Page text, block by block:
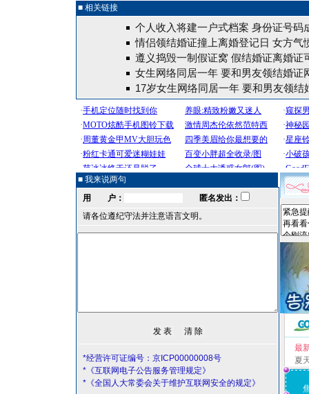
■ 相关链接
个人收入将建一户式档案 身份证号码
情侣领结婚证撞上离婚登记日 女方气
遵义捣毁一制假证窝 假结婚证离婚证
女生网络同居一年 要和男友领结婚证
17岁女生网络同居一年 要和男友领结
■ 我来说两句
用 户：
匿名发出：
请各位遵纪守法并注意语言文明。
*经营许可证编号：京ICP00000008号
*《互联网电子公告服务管理规定》
*《全国人大常委会关于维护互联网安全的规定》
最
夏